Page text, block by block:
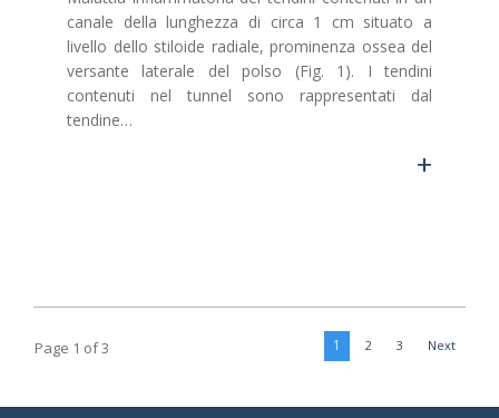
canale della lunghezza di circa 1 cm situato a
livello dello stiloide radiale, prominenza ossea del
versante laterale del polso (Fig. 1). I tendini
contenuti nel tunnel sono rappresentati dal
tendine…
+
Page 1 of 3 1 2 3 Next